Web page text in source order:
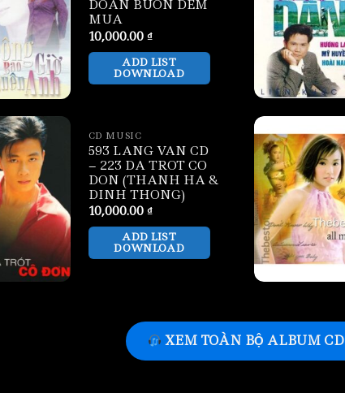
DOAN BUON DEM
MUA
10,000.00 ₫
ADD LIST
DOWNLOAD
CD MUSIC
593 LANG VAN CD
– 223 DA TROT CO
DON (THANH HA &
DINH THONG)
10,000.00 ₫
ADD LIST
DOWNLOAD
XEM TOÀN BỘ ALBUM CD